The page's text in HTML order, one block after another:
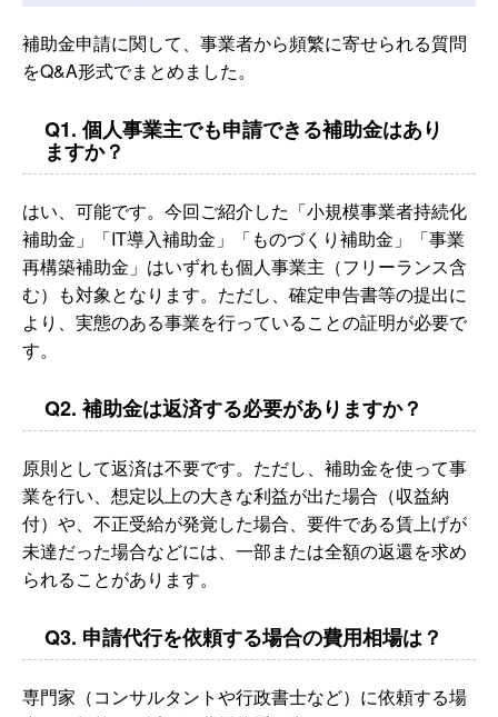
補助金申請に関して、事業者から頻繁に寄せられる質問
をQ&A形式でまとめました。
Q1. 個人事業主でも申請できる補助金はあり
ますか？
はい、可能です。今回ご紹介した「小規模事業者持続化
補助金」「IT導入補助金」「ものづくり補助金」「事業
再構築補助金」はいずれも個人事業主（フリーランス含
む）も対象となります。ただし、確定申告書等の提出に
より、実態のある事業を行っていることの証明が必要で
す。
Q2. 補助金は返済する必要がありますか？
原則として返済は不要です。ただし、補助金を使って事
業を行い、想定以上の大きな利益が出た場合（収益納
付）や、不正受給が発覚した場合、要件である賃上げが
未達だった場合などには、一部または全額の返還を求め
られることがあります。
Q3. 申請代行を依頼する場合の費用相場は？
専門家（コンサルタントや行政書士など）に依頼する場